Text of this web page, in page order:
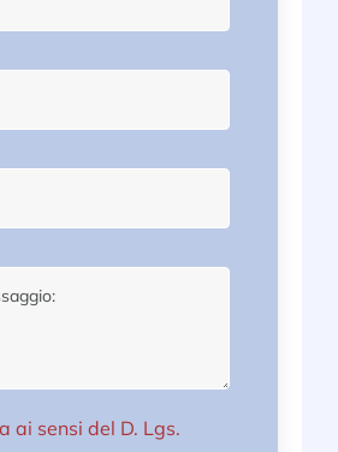
ai sensi del D. Lgs.